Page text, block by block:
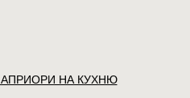
НА КУХНЮ